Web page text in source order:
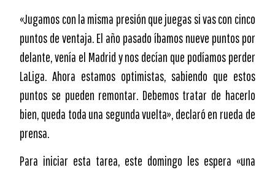
«Jugamos con la misma presión que juegas si vas con cinco
puntos de ventaja. El año pasado íbamos nueve puntos por
delante, venía el Madrid y nos decían que podíamos perder
LaLiga. Ahora estamos optimistas, sabiendo que estos
puntos se pueden remontar. Debemos tratar de hacerlo
bien, queda toda una segunda vuelta», declaró en rueda de
prensa.
Para iniciar esta tarea, este domingo les espera «una